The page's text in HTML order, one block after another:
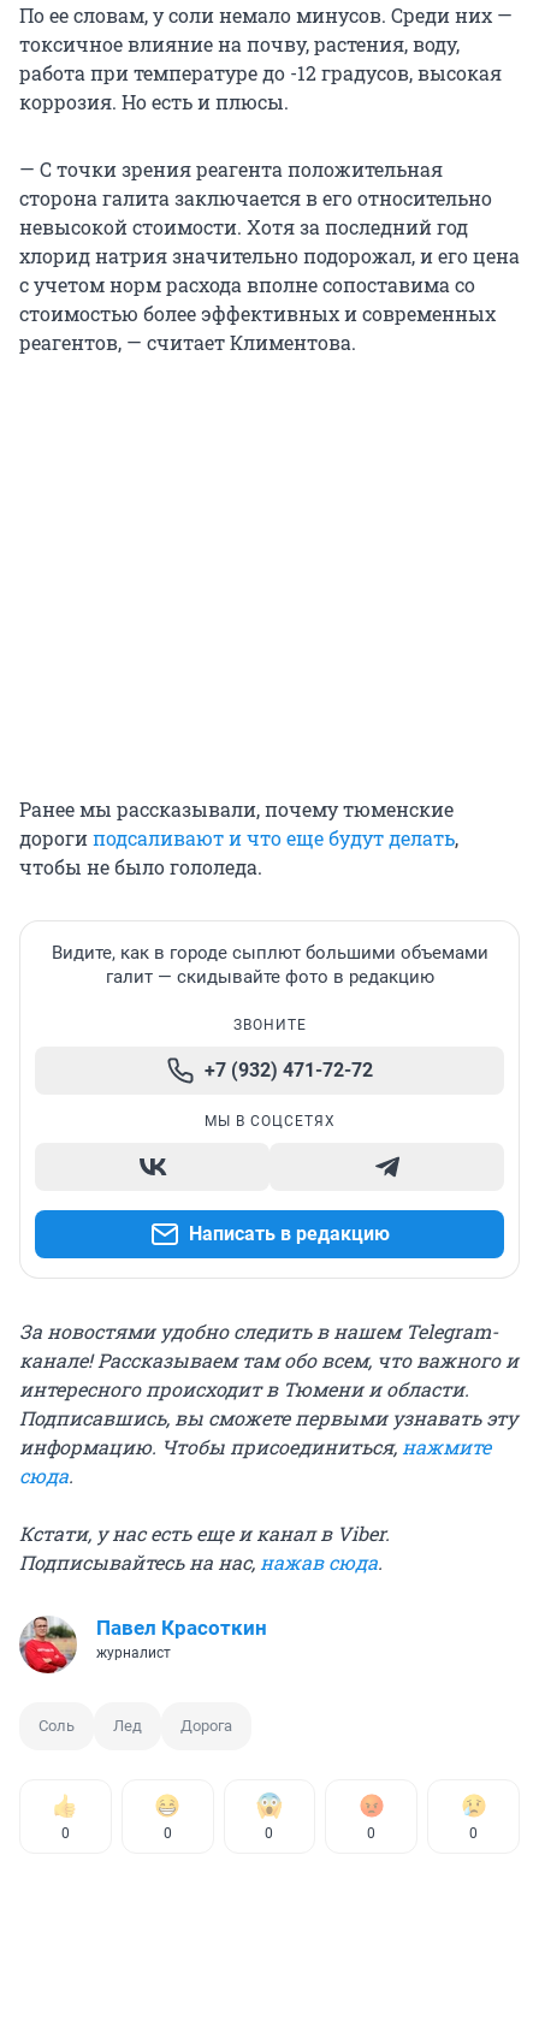
По ее словам, у соли немало минусов. Среди них —
токсичное влияние на почву, растения, воду,
работа при температуре до -12 градусов, высокая
коррозия. Но есть и плюсы.
— С точки зрения реагента положительная
сторона галита заключается в его относительно
невысокой стоимости. Хотя за последний год
хлорид натрия значительно подорожал, и его цена
с учетом норм расхода вполне сопоставима со
стоимостью более эффективных и современных
реагентов, — считает Климентова.
Ранее мы рассказывали, почему тюменские
дорогиподсаливают и что еще будут делать,
чтобы не было гололеда.
Видите, как в городе сыплют большими объемами
галит — скидывайте фото в редакцию
ЗВОНИТЕ
+7 (932) 471-72-72
МЫ В СОЦСЕТЯХ
Написать в редакцию
За новостями удобно следить в нашем Telegram-
канале! Рассказываем там обо всем, что важного и
интересного происходит в Тюмени и области.
Подписавшись, вы сможете первыми узнавать эту
информацию. Чтобы присоединиться, нажмите
сюда.
Кстати, у нас есть еще и канал в Viber.
Подписывайтесь на нас, нажав сюда.
Павел Красоткин
журналист
Соль Лед Дорога
0 0 0 0 0